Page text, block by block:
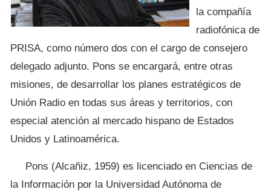
la compañía
radiofónica de
PRISA, como número dos con el cargo de consejero
delegado adjunto. Pons se encargará, entre otras
misiones, de desarrollar los planes estratégicos de
Unión Radio en todas sus áreas y territorios, con
especial atención al mercado hispano de Estados
Unidos y Latinoamérica.
Pons (Alcañiz, 1959) es licenciado en Ciencias de
la Información por la Universidad Autónoma de